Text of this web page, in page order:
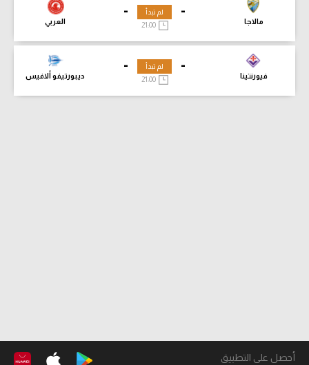
-
مالاجا
-
العربي
لم تبدأ
21:00
-
فيورنتينا
-
ديبورتيفو ألافيس
لم تبدأ
21:00
أحصل على التطبيق